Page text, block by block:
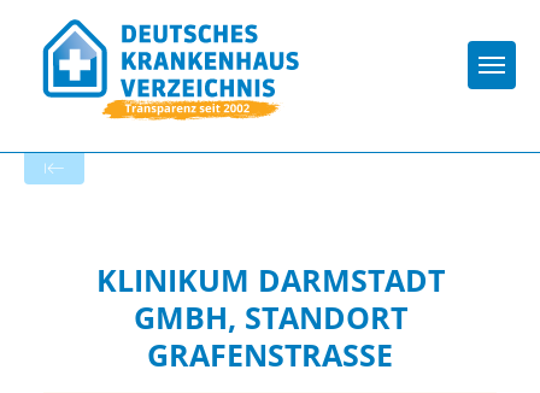
KLINIKUM DARMSTADT
GMBH, STANDORT
GRAFENSTRASSE